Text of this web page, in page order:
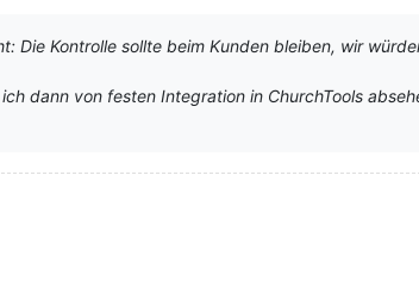
Die Kontrolle sollte beim Kunden bleiben, wir
dann von festen Integration in ChurchTools